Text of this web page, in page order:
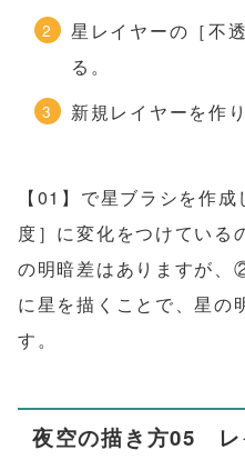
星レイヤーの［不
る。
新規レイヤーを作
【01】で星ブラシを作
度］に変化をつけてい
の明暗差はありますが
に星を描くことで、星の
す。
夜空の描き方05 レ